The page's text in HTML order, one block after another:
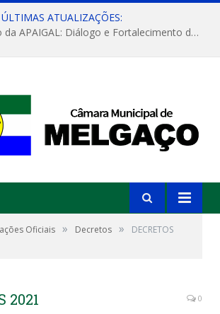
ÚLTIMAS ATUALIZAÇÕES:
Convite: Encontro da APAIGAL: Diálogo e Fortalecimento da Agricultura Familiar
Oficiais » Decretos »
DECRETOS
2021 0